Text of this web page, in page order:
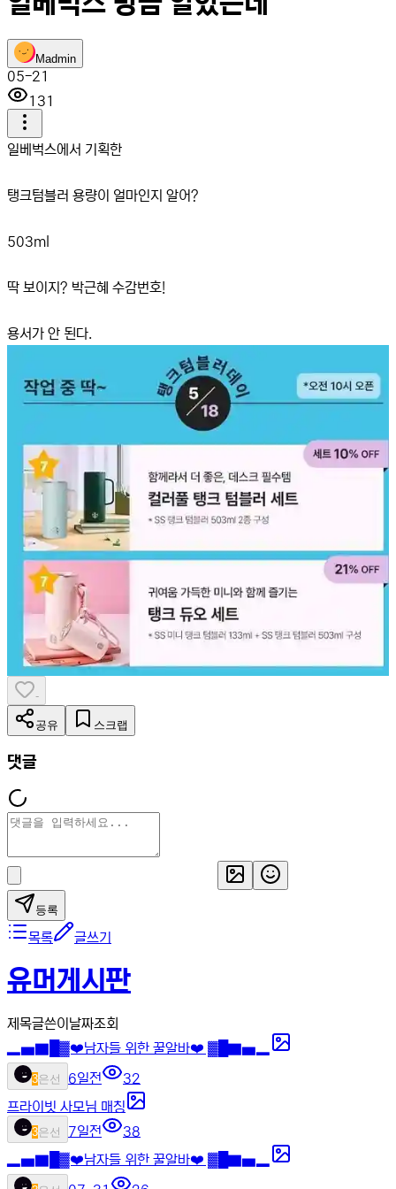
Madmin
05-21
131
일베벅스에서 기획한
탱크텀블러 용량이 얼마인지 알어?
503ml
딱 보이지? 박근혜 수감번호!
용서가 안 된다.
-
공유 스크랩
댓글
등록
목록 글쓰기
유머게시판
제목글쓴이 날짜조회
▂▅▇█▓❤️남자들 위한 꿀알바❤️ ▓█▇▅▂
3은선 6일전
32
프라이빗 사모님 매칭
3은선 7일전
38
▂▅▇█▓❤️남자들 위한 꿀알바❤️ ▓█▇▅▂